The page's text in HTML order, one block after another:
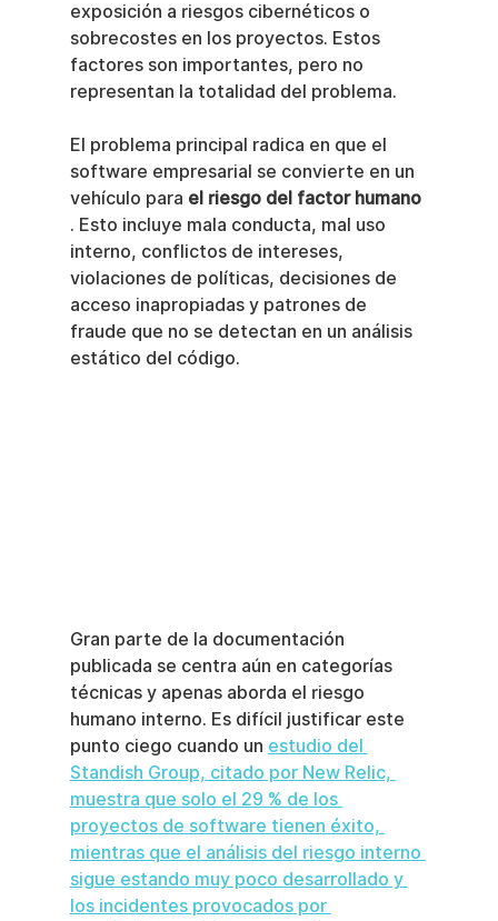
exposición a riesgos cibernéticos o
sobrecostes en los proyectos. Estos
factores son importantes, pero no
representan la totalidad del problema.
El problema principal radica en que el
software empresarial se convierte en un
vehículo para el riesgo del factor humano
. Esto incluye mala conducta, mal uso
interno, conflictos de intereses,
violaciones de políticas, decisiones de
acceso inapropiadas y patrones de
fraude que no se detectan en un análisis
estático del código.
Gran parte de la documentación
publicada se centra aún en categorías
técnicas y apenas aborda el riesgo
humano interno. Es difícil justificar este
punto ciego cuando un estudio del
Standish Group, citado por New Relic,
muestra que solo el 29 % de los
proyectos de software tienen éxito,
mientras que el análisis del riesgo interno
sigue estando muy poco desarrollado y
los incidentes provocados por